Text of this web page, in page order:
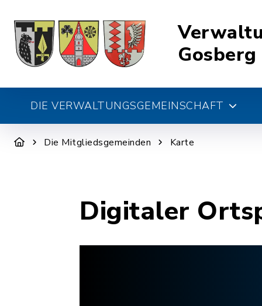
Gosberg
DIE VERWALTUNGSGEMEINSCHAFT
Die Mitgliedsgemeinden Karte
Digitaler